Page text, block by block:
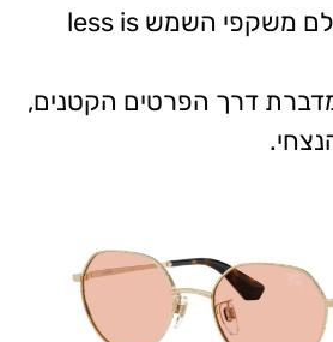
מוכיחים שגם בעולם משקפי השמש less is
דרך הפרטים הקטנים,